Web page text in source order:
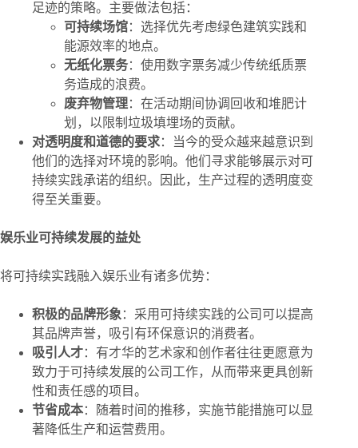
足迹的策略。主要做法包括：
可持续场馆：选择优先考虑绿色建筑实践和
能源效率的地点。
无纸化票务：使用数字票务减少传统纸质票
务造成的浪费。
废弃物管理：在活动期间协调回收和堆肥计
划，以限制垃圾填埋场的贡献。
对透明度和道德的要求：当今的受众越来越意识到
他们的选择对环境的影响。他们寻求能够展示对可
持续实践承诺的组织。因此，生产过程的透明度变
得至关重要。
娱乐业可持续发展的益处
将可持续实践融入娱乐业有诸多优势：
积极的品牌形象 ：采用可持续实践的公司可以提高
其品牌声誉，吸引有环保意识的消费者。
吸引人才：有才华的艺术家和创作者往往更愿意为
致力于可持续发展的公司工作，从而带来更具创新
性和责任感的项目。
节省成本：随着时间的推移，实施节能措施可以显
著降低生产和运营费用。